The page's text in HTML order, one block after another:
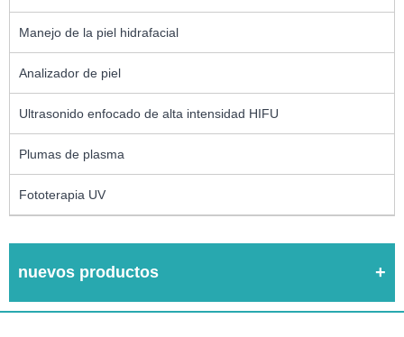
Manejo de la piel hidrafacial
Analizador de piel
Ultrasonido enfocado de alta intensidad HIFU
Plumas de plasma
Fototerapia UV
nuevos productos